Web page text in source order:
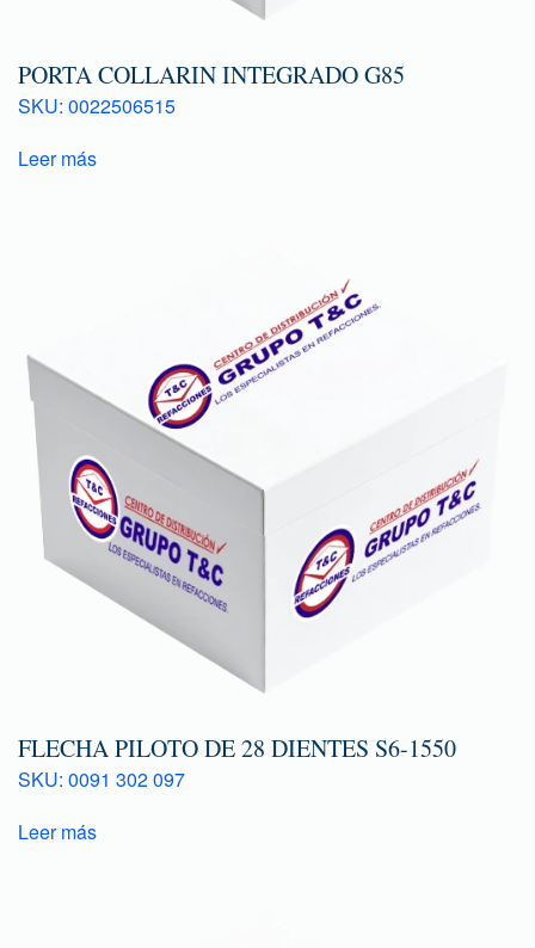
PORTA COLLARIN INTEGRADO G85
SKU: 0022506515
Leer más
FLECHA PILOTO DE 28 DIENTES S6-1550
SKU: 0091 302 097
Leer más